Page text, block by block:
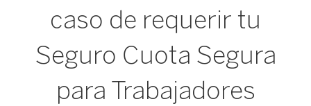
caso de requerir tu
Seguro Cuota Segura
para Trabajadores